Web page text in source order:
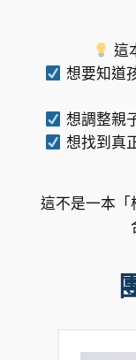
這
想要知道
想調整親
想找到真
這不是一本「